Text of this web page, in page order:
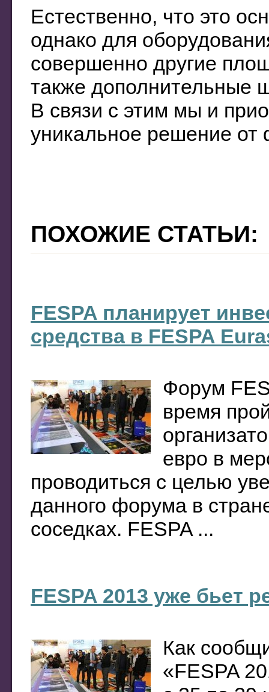
Естественно, что это
однако для
совершенно другие
также дополнительные
В связи с этим мы и
уникальное решение
ПОХОЖИЕ СТАТЬИ:
FESPA планирует
средства в FESPA
Форум
время
евро в
проводиться с целью
данного форума в
соседках. FESPA ...
FESPA 2013 уже бьет
Как
«FESPA